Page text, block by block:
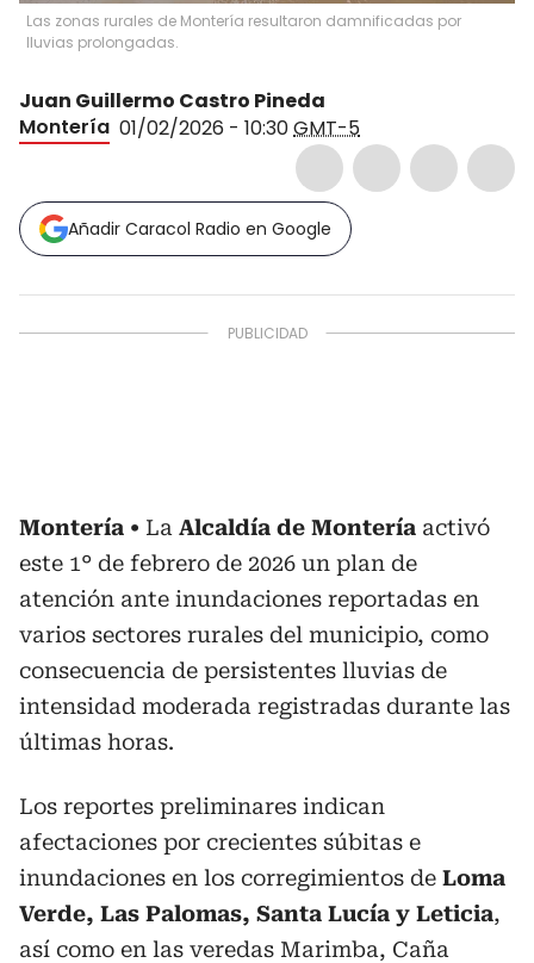
Las zonas rurales de Montería resultaron damnificadas por
lluvias prolongadas.
Juan Guillermo Castro Pineda
Montería 01/02/2026 - 10:30GMT-5
Añadir Caracol Radio en Google
Montería La Alcaldía de Montería activó
este 1° de febrero de 2026 un plan de
atención ante inundaciones reportadas en
varios sectores rurales del municipio, como
consecuencia de persistentes lluvias de
intensidad moderada registradas durante las
últimas horas.
Los reportes preliminares indican
afectaciones por crecientes súbitas e
inundaciones en los corregimientos de Loma
Verde, Las Palomas, Santa Lucía y Leticia,
así como en las veredas Marimba, Caña